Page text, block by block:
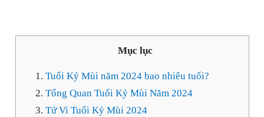
Mục lục
Tuổi Kỷ Mùi năm 2024 bao nhiêu tuổi?
Tổng Quan Tuổi Kỷ Mùi Năm 2024
Tử Vi Tuổi Kỷ Mùi 2024